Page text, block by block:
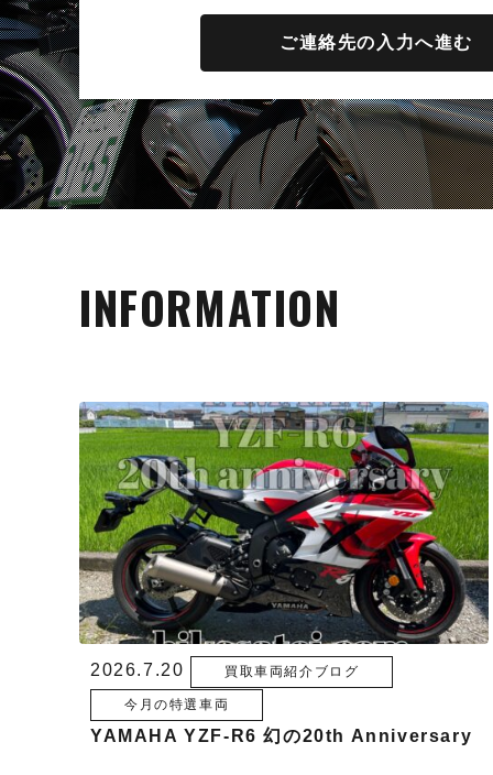
ご連絡先の入力へ進む
INFORMATION
2026.7.20 買取車両紹介ブログ
今月の特選車両
YAMAHA YZF-R6 幻の20th Anniversary